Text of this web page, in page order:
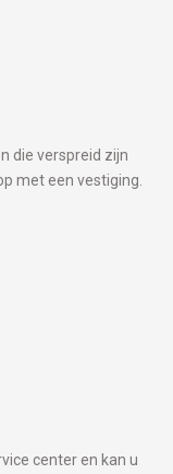
die verspreid zijn
met een vestiging.
center en kan u